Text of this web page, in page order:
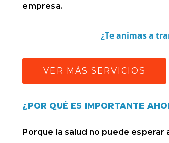
empresa.
¿Te animas a
VER MÁS SERVICIOS
¿POR QUÉ ES IMPORTANTE
Porque la salud no puede esperar